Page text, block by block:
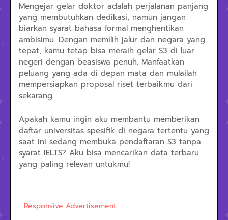
Mengejar gelar doktor adalah perjalanan panjang
yang membutuhkan dedikasi, namun jangan
biarkan syarat bahasa formal menghentikan
ambisimu. Dengan memilih jalur dan negara yang
tepat, kamu tetap bisa meraih gelar S3 di luar
negeri dengan beasiswa penuh. Manfaatkan
peluang yang ada di depan mata dan mulailah
mempersiapkan proposal riset terbaikmu dari
sekarang.
Apakah kamu ingin aku membantu memberikan
daftar universitas spesifik di negara tertentu yang
saat ini sedang membuka pendaftaran S3 tanpa
syarat IELTS? Aku bisa mencarikan data terbaru
yang paling relevan untukmu!
Responsive Advertisement